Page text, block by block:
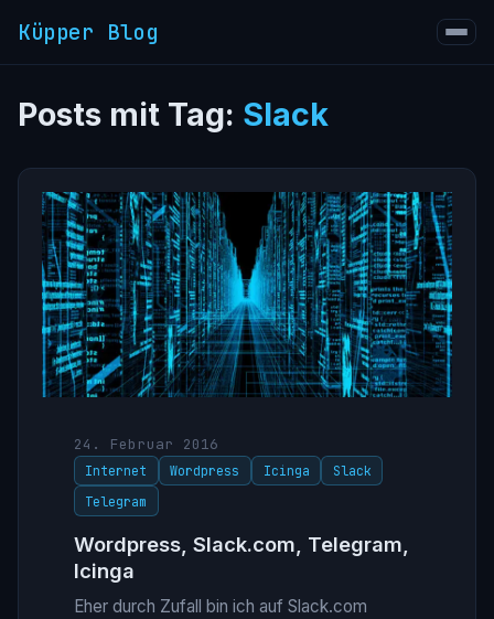
Küpper Blog
Posts mit Tag: Slack
24. Februar 2016
Internet Wordpress Icinga
Slack
Telegram
Wordpress, Slack.com, Telegram,
Icinga
Eher durch Zufall bin ich auf Slack.com